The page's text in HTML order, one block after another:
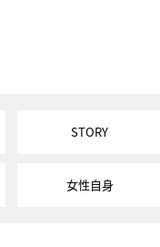
STORY
女性自身